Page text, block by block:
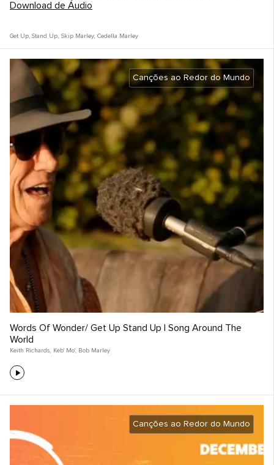
Download de Áudio
Get Up, Stand Up, Skip Marley, Cedella Marley
Canções ao Redor do Mundo
Words Of Wonder/ Get Up Stand Up | Song Around The
World
Keith Richards, Keb' Mo', Bob Marley
Canções ao Redor do Mundo